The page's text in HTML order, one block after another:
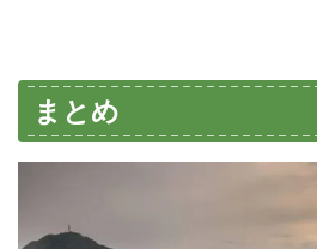
まとめ